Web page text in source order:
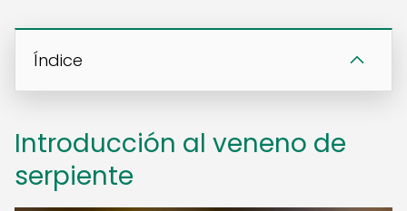
Índice
Introducción al veneno de
serpiente